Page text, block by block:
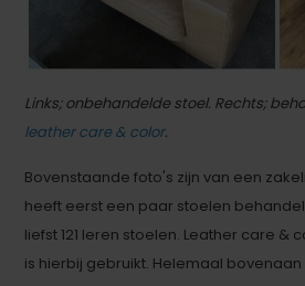
Links; onbehandelde stoel. Rechts;
leather care & color.
Bovenstaande foto's zijn van een
heeft eerst een paar stoelen
liefst 121 leren stoelen. Leather care &
is hierbij gebruikt. Helemaal